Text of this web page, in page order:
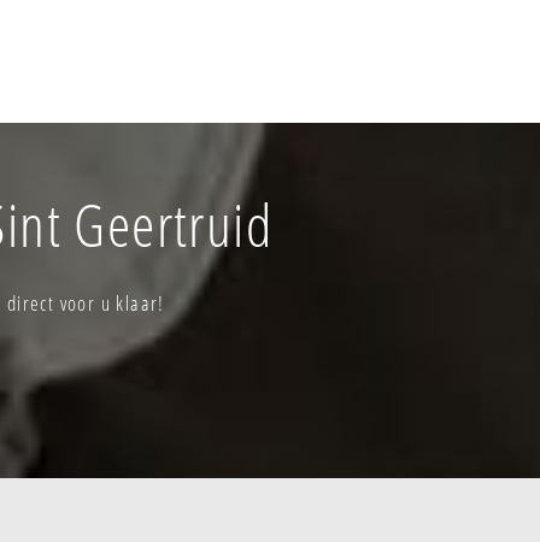
Geertruid
direct voor u klaar!